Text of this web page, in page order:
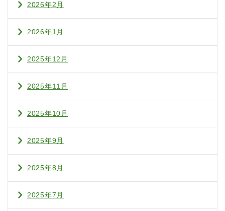
2026年2月
2026年1月
2025年12月
2025年11月
2025年10月
2025年9月
2025年8月
2025年7月